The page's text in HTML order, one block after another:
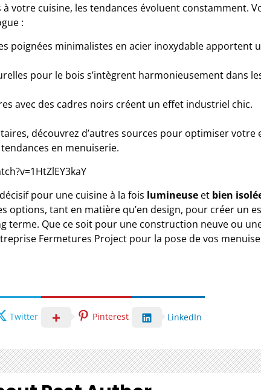
votre cuisine, les tendances évoluent constamment.
:
poignées minimalistes en acier inoxydable apportent
pour le bois s’intègrent harmonieusement dans
avec des cadres noirs créent un effet industriel chic.
découvrez d’autres sources pour optimiser votre
en menuiserie.
pour une cuisine à la fois lumineuse et bien
options, tant en matière qu’en design, pour créer un
terme. Que ce soit pour une construction neuve ou
Fermetures Project pour la pose de vos
Twitter Pinterest LinkedIn